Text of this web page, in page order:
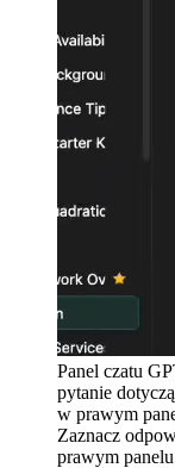
Panel czatu
pytanie
w prawym
Zaznacz
prawym